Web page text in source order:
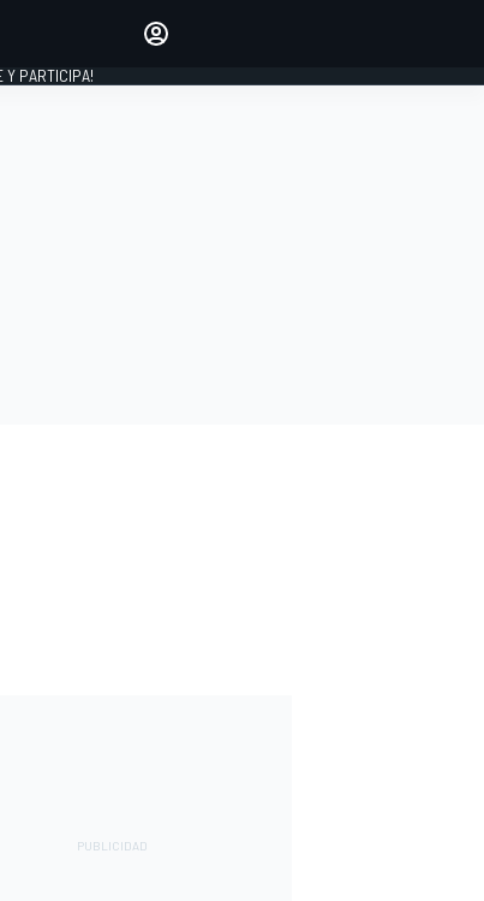
INICIAR SESIÓN
Y PARTICIPA!